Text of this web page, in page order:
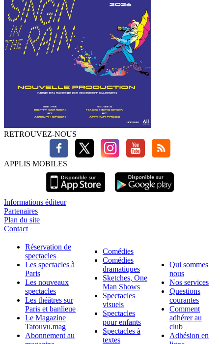
RETROUVEZ-NOUS
APPLIS MOBILES
Informations éditeur
Partenaires
Plan du site
Contact
Réservation de
spectacles
Les spectacles à
Paris
Les nouveaux
spectacles
Les théâtres sur
Paris et banlieue
Le Magazine
Tatouvu.mag
Abonnement au
Comédies
Comédies
dramatiques
Sketches, One
Man Shows
Spectacles
visuels
Spectacles
pour enfants
Spectacles à
textes
Qui sommes
nous
Nos services
Questions
courantes
Comment
adhérer au
club
Adhésion en